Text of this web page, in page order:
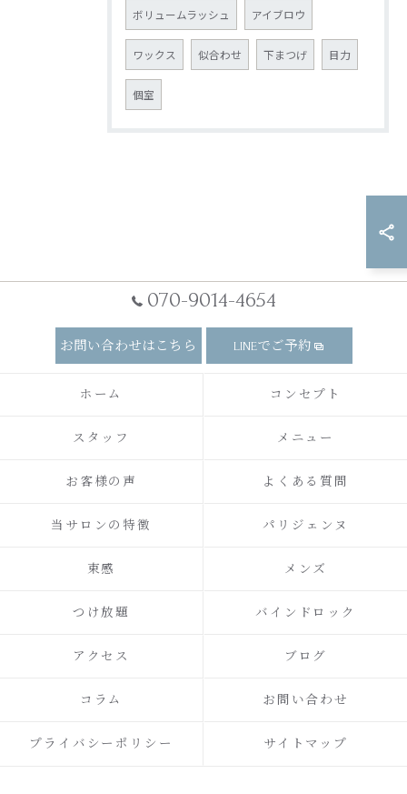
ボリュームラッシュ アイブロウ
ワックス 似合わせ 下まつげ 目力
個室
070-9014-4654
お問い合わせはこちら LINEでご予約
ホーム コンセプト
スタッフ メニュー
お客様の声 よくある質問
当サロンの特徴 パリジェンヌ
束感 メンズ
つけ放題 バインドロック
アクセス ブログ
コラム お問い合わせ
プライバシーポリシー サイトマップ